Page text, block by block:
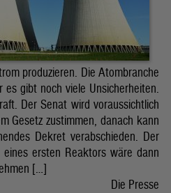
produzieren. Die Atombranche
gibt noch viele Unsicherheiten.
Der Senat wird voraussichtlich
Gesetz zustimmen, danach kann
Dekret verabschieden. Der
ersten Reaktors wäre dann
[…]
Die Presse